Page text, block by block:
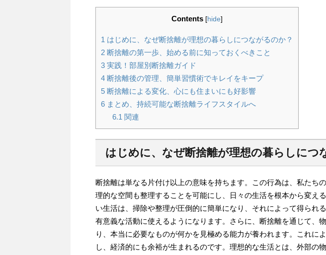
Contents [hide]
1 はじめに、なぜ断捨離が理想の暮らしにつながるのか？
2 断捨離の第一歩、始める前に知っておくべきこと
3 実践！部屋別断捨離ガイド
4 断捨離後の管理、簡単習慣術でキレイをキープ
5 断捨離による変化、心にも住まいにも好影響
6 まとめ、持続可能な断捨離ライフスタイルへ
6.1 関連
はじめに、なぜ断捨離が理想の暮らしにつ
断捨離は単なる片付け以上の意味を持ちます。この行為は、私たち
理的な空間も整理することを可能にし、日々の生活を根本から変え
い生活は、掃除や整理が圧倒的に簡単になり、それによって得られ
有意義な活動に使えるようになります。さらに、断捨離を通じて、
り、本当に必要なものが何かを見極める能力が養われます。これに
し、経済的にも余裕が生まれるのです。理想的な生活とは、外部の